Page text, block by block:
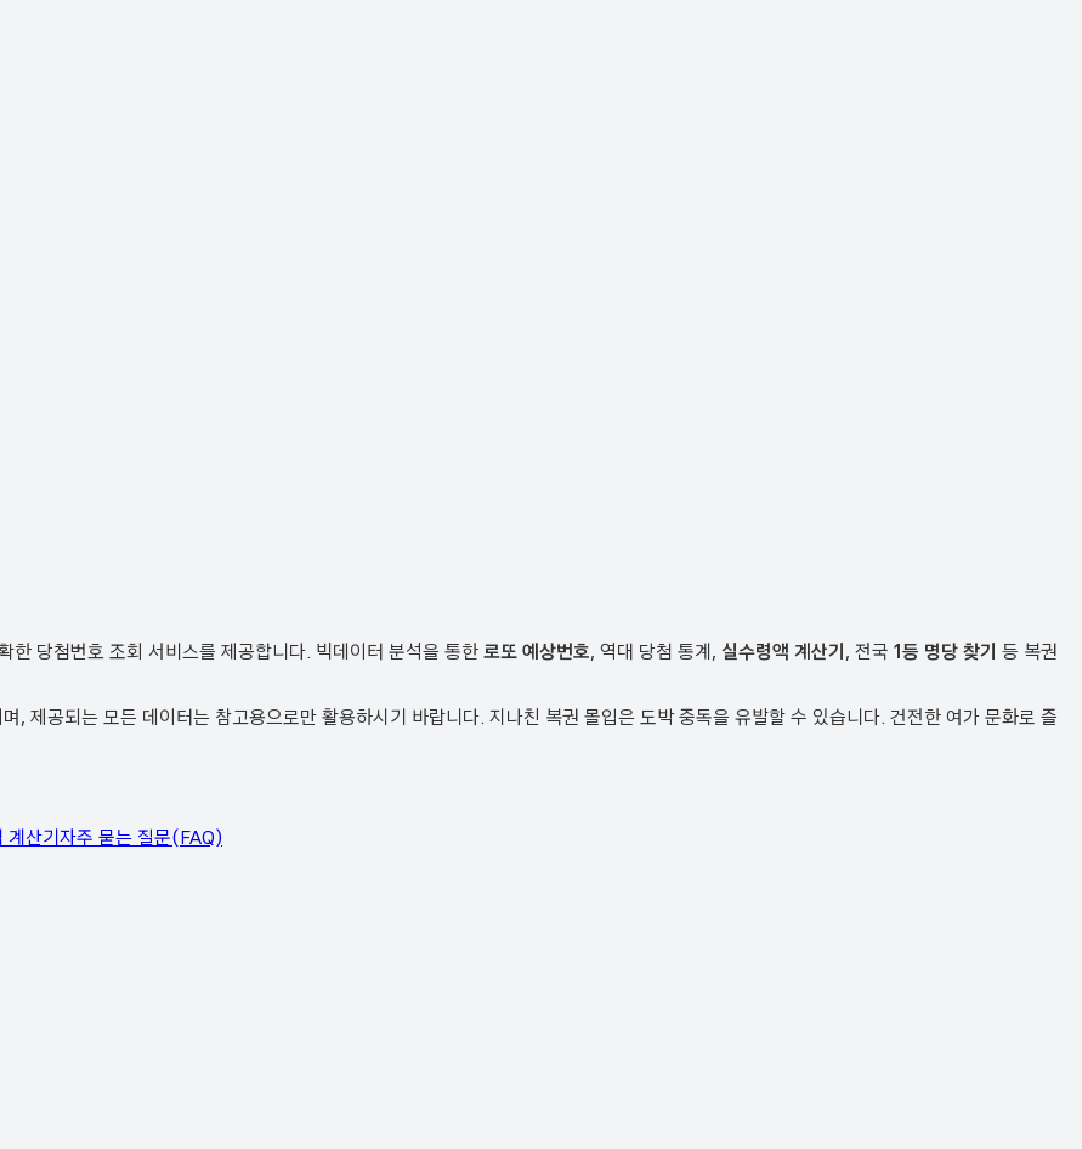
한 당첨번호 조회 서비스를 제공합니다. 빅데이터 분석을 통한 로또 예상번호, 역대 당첨 통계, 실수령액 계산기, 전국 1등 명당 찾기 등 복권
, 제공되는 모든 데이터는 참고용으로만 활용하시기 바랍니다. 지나친 복권 몰입은 도박 중독을 유발할 수 있습니다. 건전한 여가 문화로 즐
계산기자주 묻는 질문(FAQ)